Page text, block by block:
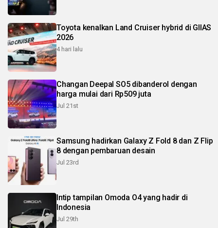
Toyota kenalkan Land Cruiser hybrid di GIIAS
2026
4 hari lalu
Changan Deepal SO5 dibanderol dengan
harga mulai dari Rp509 juta
Jul 21st
Samsung hadirkan Galaxy Z Fold 8 dan Z Flip
8 dengan pembaruan desain
Jul 23rd
Intip tampilan Omoda O4 yang hadir di
Indonesia
Jul 29th